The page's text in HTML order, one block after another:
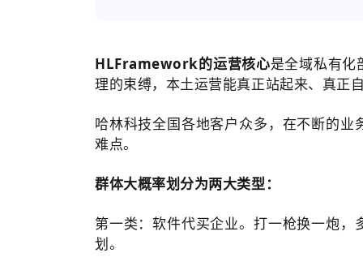
HLFramework的运营核心是全域私有化
理的束缚，本土运营能真正站起来、真正
哈林科技全国各地客户众多，在不断的
难点。
群体大概率划分为两大类型：
第一类：软件代买企业。打一枪换一炮
划。